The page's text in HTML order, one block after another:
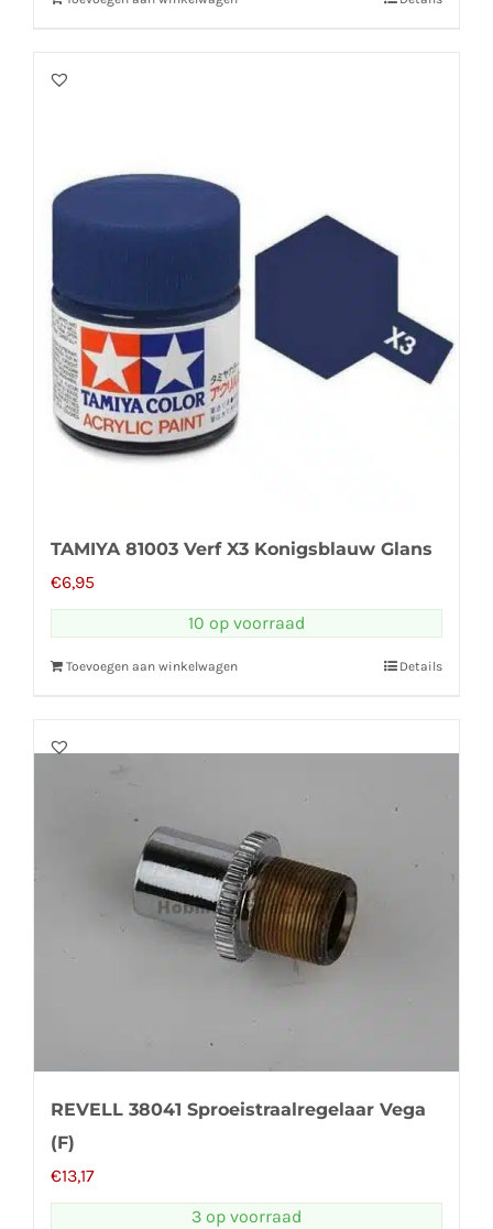
TAMIYA 81003 Verf X3 Konigsblauw Glans
€6,95
10 op voorraad
Toevoegen aan winkelwagen Details
REVELL 38041 Sproeistraalregelaar Vega
(F)
€13,17
3 op voorraad